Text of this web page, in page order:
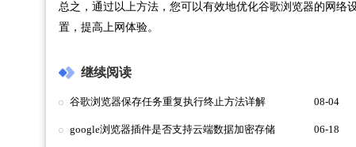
总之，通过以上方法，您可以有效地优化谷歌浏览器的网络
置，提高上网体验。
继续阅读
谷歌浏览器保存任务重复执行终止方法详解 08-04
google浏览器插件是否支持云端数据加密存储 06-18